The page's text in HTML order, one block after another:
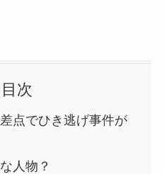
目次
点でひき逃げ事件が
人物？